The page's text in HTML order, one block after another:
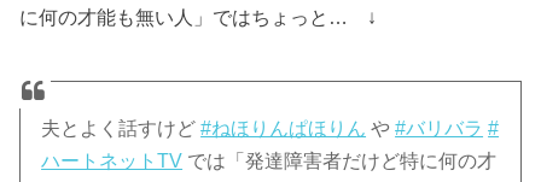
に何の才能も無い人」ではちょっと… ↓
夫とよく話すけど#ねほりんぱほりん や#バリバラ #
ハートネットTV では「発達障害者だけど特に何の才